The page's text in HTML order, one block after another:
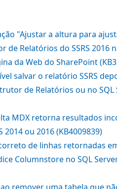
"Ajustar a altura para
de Relatórios do SSRS 2016
da Web do SharePoint
salvar o relatório SSRS
de Relatórios ou no SQL
MDX retorna resultados
2014 ou 2016 (KB4009839)
de linhas retornadas
Columnstore no SQL
ao remover uma tabela que